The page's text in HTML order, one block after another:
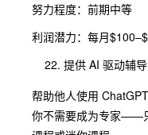
努力程度：前期中等
利润潜力：每月
提供 AI 驱动辅
帮助他人使用
你不需要成为专家——